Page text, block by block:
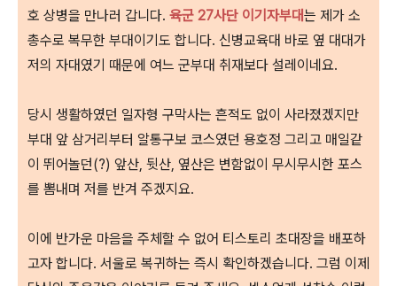
호 상병을 만나러 갑니다. 육군 27사단 이기자부대는 제가 소
총수로 복무한 부대이기도 합니다. 신병교육대 바로 옆 대대가
저의 자대였기 때문에 여느 군부대 취재보다 설레이네요.
당시 생활하였던 일자형 구막사는 흔적도 없이 사라졌겠지만
부대 앞 삼거리부터 알통구보 코스였던 용호정 그리고 매일같
이 뛰어놀던(?) 앞산, 뒷산, 옆산은 변함없이 무시무시한 포스
를 뽐내며 저를 반겨 주겠지요.
이에 반가운 마음을 주체할 수 없어 티스토리 초대장을 배포하
고자 합니다. 서울로 복귀하는 즉시 확인하겠습니다. 그럼 이제